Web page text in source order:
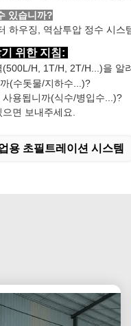
있습니까?
하우징, 역삼투압 정수 시스
위한 지침:
(500L/H, 1T/H, 2T/H...)을 알
(수돗물/지하수...)?
용됩니까(식수/병입수...)?
면 보내주세요.
용 초필트레이션 시스템